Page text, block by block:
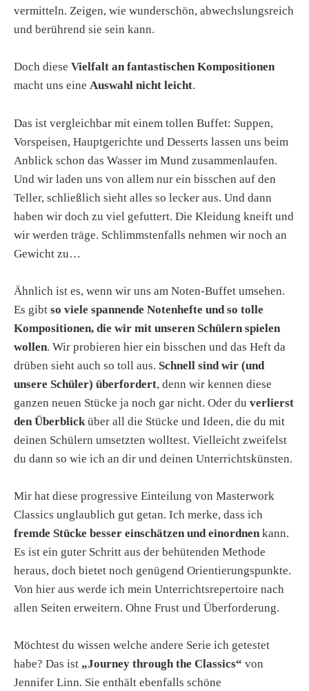
vermitteln. Zeigen, wie wunderschön, abwechslungsreich
und berührend sie sein kann.
Doch diese Vielfalt an fantastischen Kompositionen
macht uns eine Auswahl nicht leicht.
Das ist vergleichbar mit einem tollen Buffet: Suppen,
Vorspeisen, Hauptgerichte und Desserts lassen uns beim
Anblick schon das Wasser im Mund zusammenlaufen.
Und wir laden uns von allem nur ein bisschen auf den
Teller, schließlich sieht alles so lecker aus. Und dann
haben wir doch zu viel gefuttert. Die Kleidung kneift und
wir werden träge. Schlimmstenfalls nehmen wir noch an
Gewicht zu…
Ähnlich ist es, wenn wir uns am Noten-Buffet umsehen.
Es gibt so viele spannende Notenhefte und so tolle
Kompositionen, die wir mit unseren Schülern spielen
wollen. Wir probieren hier ein bisschen und das Heft da
drüben sieht auch so toll aus. Schnell sind wir (und
unsere Schüler) überfordert, denn wir kennen diese
ganzen neuen Stücke ja noch gar nicht. Oder du verlierst
den Überblick über all die Stücke und Ideen, die du mit
deinen Schülern umsetzten wolltest. Vielleicht zweifelst
du dann so wie ich an dir und deinen Unterrichtskünsten.
Mir hat diese progressive Einteilung von Masterwork
Classics unglaublich gut getan. Ich merke, dass ich
fremde Stücke besser einschätzen und einordnenkann.
Es ist ein guter Schritt aus der behütenden Methode
heraus, doch bietet noch genügend Orientierungspunkte.
Von hier aus werde ich mein Unterrichtsrepertoire nach
allen Seiten erweitern. Ohne Frust und Überforderung.
Möchtest du wissen welche andere Serie ich getestet
habe? Das ist „Journey through the Classics“ von
Jennifer Linn. Sie enthält ebenfalls schöne